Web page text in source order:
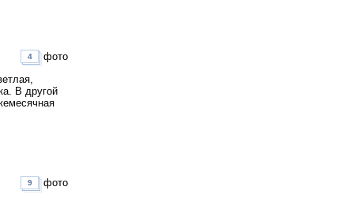
В другой
4 фото
9 фото